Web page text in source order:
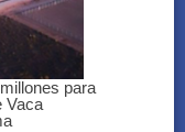
para
Vaca